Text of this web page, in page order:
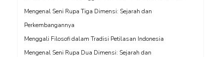
Mengenal Seni Rupa Tiga Dimensi: Sejarah dan
Perkembangannya
Menggali Filosofi dalam Tradisi Petilasan Indonesia
Mengenal Seni Rupa Dua Dimensi: Sejarah dan